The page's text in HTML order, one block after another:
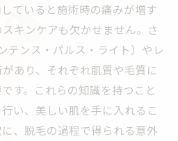
ていると施術時の痛みが増す
キンケアも欠かせません。さ
テンス・パルス・ライト）やレ
あり、それぞれ肌質や毛質に
す。これらの知識を持つこと
い、美しい肌を手に入れるこ
、脱毛の過程で得られる意外